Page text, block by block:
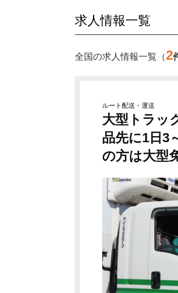
求人情報一覧
全国の求人情報一覧（ 2
ルート配送・運送
大型トラッ
品先に1日3
の方は大型